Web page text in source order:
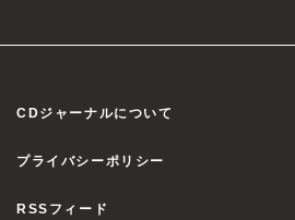
CDジャーナルについて
プライバシーポリシー
RSSフィード